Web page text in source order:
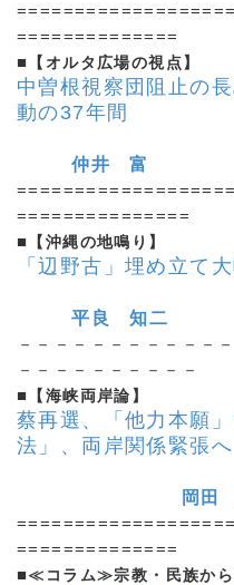
==============
■ 【オルタ広場の視点】
中曽根視察団阻止の
動の37年間
仲井 富
===============
■ 【沖縄の地鳴り】
「辺野古」埋め立て
平良 知二
－－－－－－－－－－－
－－－－－－－－－－
■ 【海峡両岸論】
蔡再選、「他力本願
法」、両岸関係緊張へ
岡田
==============
■≪コラム≫宗教・民族から